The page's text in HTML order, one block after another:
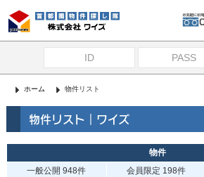
ホーム 物件リスト
物件リスト｜ワイズ
物件
一般公開 948件 会員限定 198件